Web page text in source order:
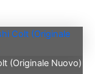
(Originale Nuovo)